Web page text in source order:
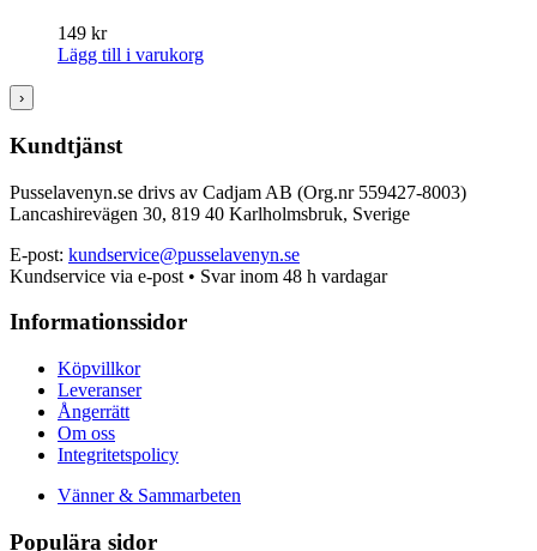
149 kr
Lägg till i varukorg
›
Kundtjänst
Pusselavenyn.se drivs av Cadjam AB (Org.nr 559427-8003)
Lancashirevägen 30, 819 40 Karlholmsbruk, Sverige
E-post: kundservice@pusselavenyn.se
Kundservice via e-post • Svar inom 48 h vardagar
Informationssidor
Köpvillkor
Leveranser
Ångerrätt
Om oss
Integritetspolicy
Vänner & Sammarbeten
Populära sidor